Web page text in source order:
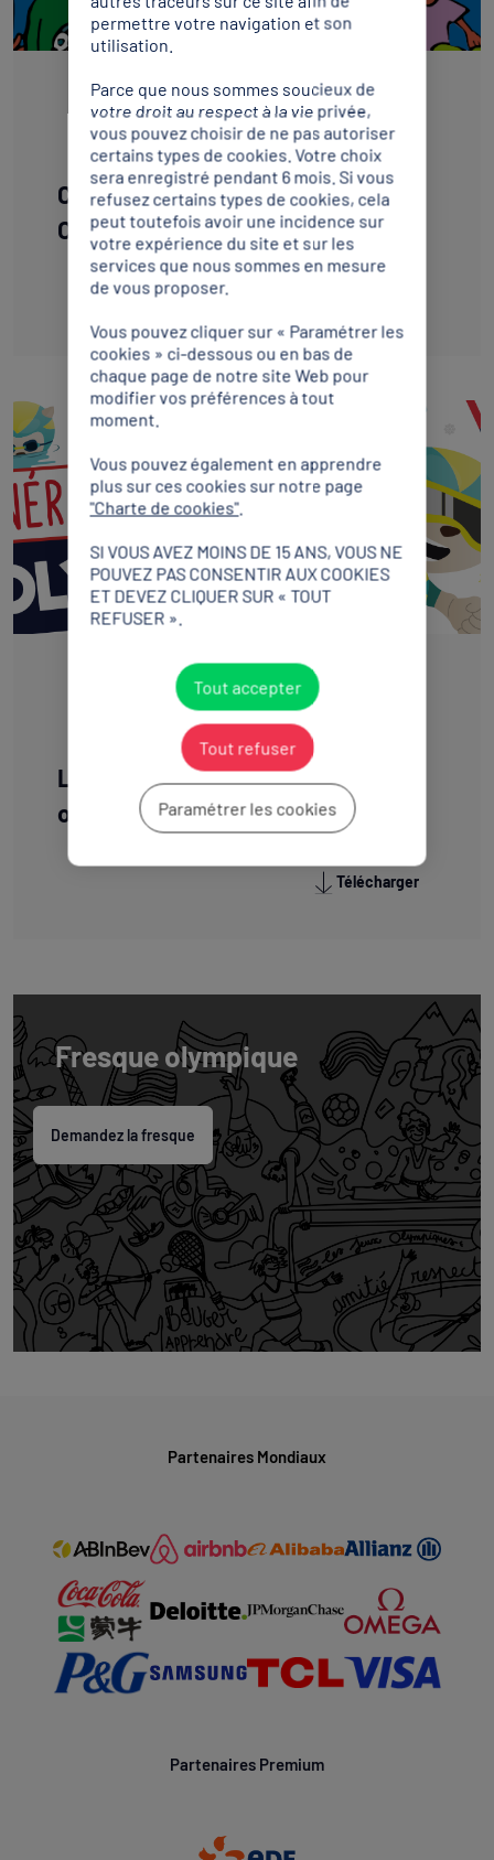
RAPPORT
Connaissez-vous les Jeux
Olympiques.pdf
RAPPORT
Les Kopkids : Génération
olympique
Télécharger
Fresque olympique
Demandez la fresque
Partenaires Mondiaux
Partenaires Premium
permettre votre navigation et son
utilisation.
Parce que nous sommes soucieux de
votre droit au respect à la vie privée,
vous pouvez choisir de ne pas autoriser
certains types de cookies. Votre choix
sera enregistré pendant 6 mois. Si vous
refusez certains types de cookies, cela
peut toutefois avoir une incidence sur
votre expérience du site et sur les
services que nous sommes en mesure
de vous proposer.
Vous pouvez cliquer sur « Paramétrer les
cookies » ci-dessous ou en bas de
chaque page de notre site Web pour
modifier vos préférences à tout
moment.
Vous pouvez également en apprendre
plus sur ces cookies sur notre page
"Charte de cookies".
SI VOUS AVEZ MOINS DE 15 ANS, VOUS NE
POUVEZ PAS CONSENTIR AUX COOKIES
ET DEVEZ CLIQUER SUR « TOUT
REFUSER ».
Tout accepter
Tout refuser
Paramétrer les cookies